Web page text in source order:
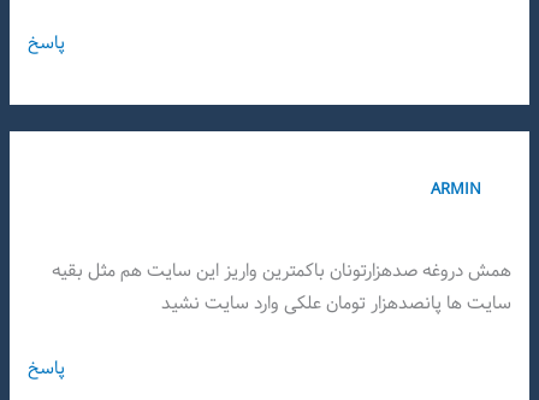
پاسخ
ARMIN
همش دروغه صدهزارتونان باکمترین واریز این سایت هم مثل بقیه
سایت ها پانصدهزار تومان علکی وارد سایت نشید
پاسخ